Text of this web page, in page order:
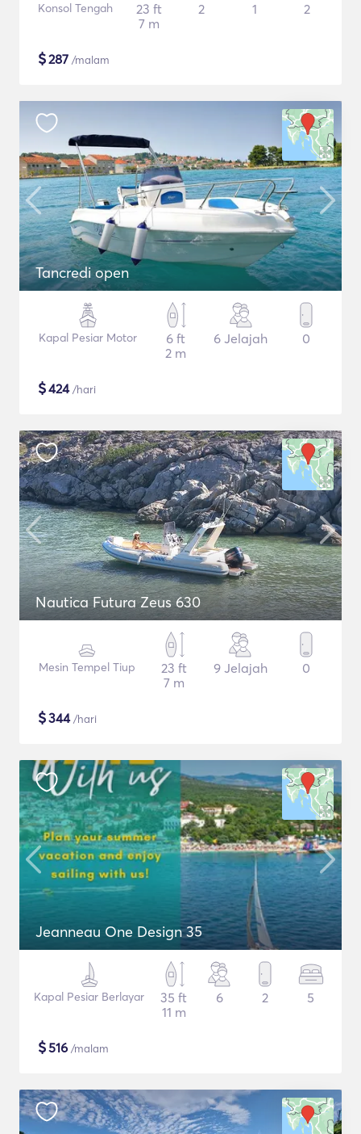
Konsol Tengah
23 ft
7 m
2 1 2
$287 /malam
Tancredi open
Kapal Pesiar Motor
6 ft
2 m
6 Jelajah 0
$424/hari
Nautica Futura Zeus 630
Mesin Tempel Tiup
23 ft
7 m
9 Jelajah 0
$344/hari
Jeanneau One Design 35
Kapal Pesiar Berlayar
35 ft
11 m
6 2 5
$516 /malam